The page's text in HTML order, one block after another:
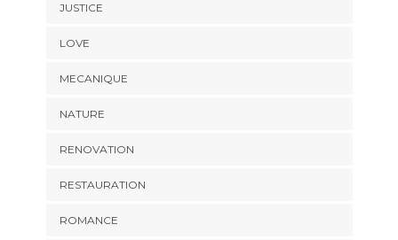
JUSTICE
LOVE
MECANIQUE
NATURE
RENOVATION
RESTAURATION
ROMANCE